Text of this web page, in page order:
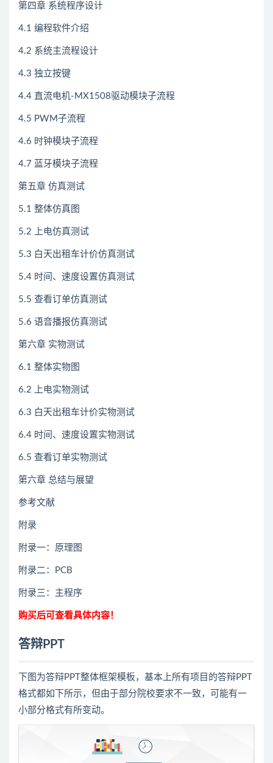
第四章 系统程序设计
4.1 编程软件介绍
4.2 系统主流程设计
4.3 独立按键
4.4 直流电机-MX1508驱动模块子流程
4.5 PWM子流程
4.6 时钟模块子流程
4.7 蓝牙模块子流程
第五章 仿真测试
5.1 整体仿真图
5.2 上电仿真测试
5.3 白天出租车计价仿真测试
5.4 时间、速度设置仿真测试
5.5 查看订单仿真测试
5.6 语音播报仿真测试
第六章 实物测试
6.1 整体实物图
6.2 上电实物测试
6.3 白天出租车计价实物测试
6.4 时间、速度设置实物测试
6.5 查看订单实物测试
第六章 总结与展望
参考文献
附录
附录一：原理图
附录二：PCB
附录三：主程序
购买后可查看具体内容！
答辩PPT
下图为答辩PPT整体框架模板，基本上所有项目的答辩PPT
格式都如下所示，但由于部分院校要求不一致，可能有一
小部分格式有所变动。